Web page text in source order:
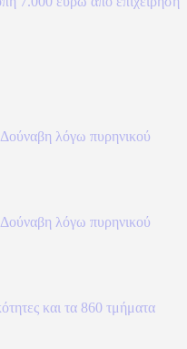
λόγω πυρηνικού
λόγω πυρηνικού
και τα 860 τμήματα